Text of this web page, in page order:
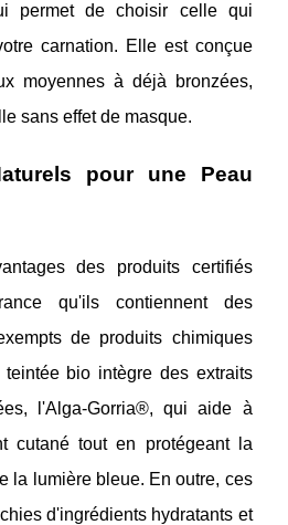
permet de choisir celle qui
carnation. Elle est conçue
moyennes à déjà bronzées,
sans effet de masque.
pour une Peau
des produits certifiés
qu'ils contiennent des
de produits chimiques
bio intègre des extraits
l'Alga-Gorria®, qui aide à
cutané tout en protégeant la
la lumière bleue. En outre, ces
d'ingrédients hydratants et